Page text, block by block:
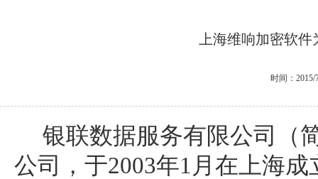
上海维响加密软
时间：
银联数据服务有限公司（
公司，于2003年1月在上海